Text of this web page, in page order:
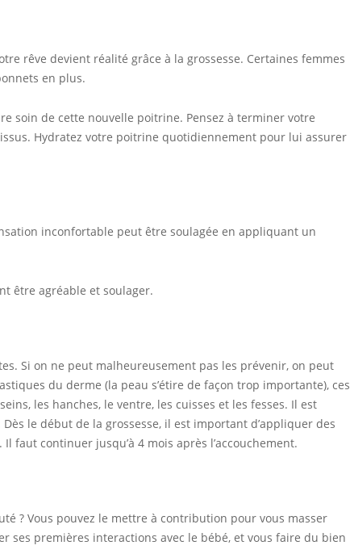
rêve devient réalité grâce à la grossesse. Certaines femmes
en plus.
soin de cette nouvelle poitrine. Pensez à terminer votre
Hydratez votre poitrine quotidiennement pour lui assurer
inconfortable peut être soulagée en appliquant un
être agréable et soulager.
Si on ne peut malheureusement pas les prévenir, on peut
du derme (la peau s’étire de façon trop importante), ces
les hanches, le ventre, les cuisses et les fesses. Il est
le début de la grossesse, il est important d’appliquer des
continuer jusqu’à 4 mois après l’accouchement.
? Vous pouvez le mettre à contribution pour vous masser
ses premières interactions avec le bébé, et vous faire du bien